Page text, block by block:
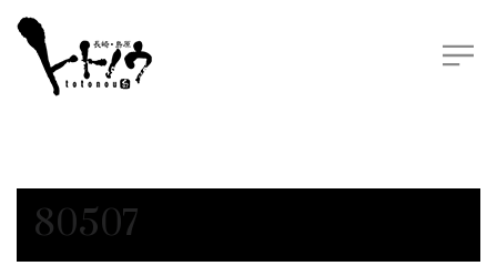
80507